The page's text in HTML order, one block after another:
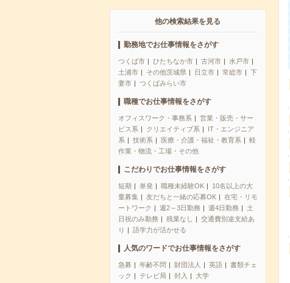
他の検索結果を見る
勤務地でお仕事情報をさがす
つくば市 ひたちなか市 古河市
水戸市
土浦市
その他茨城県 日立市 常総市
下
妻市
つくばみらい市
職種でお仕事情報をさがす
オフィスワーク・事務系
営業・販売・サー
ビス系
クリエイティブ系
IT・エンジニア
系
技術系 医療・介護・福祉・教育系
軽
作業・物流・工場・その他
こだわりでお仕事情報をさがす
短期 単発 職種未経験OK
10名以上の大
量募集
友だちと一緒の応募OK
在宅・リモ
ートワーク
週2～3日勤務 週4日勤務
土
日祝のみ勤務
残業なし
交通費別途支給あ
り
語学力が活かせる
人気のワードでお仕事情報をさがす
急募 年齢不問 財団法人 英語
書類チェ
ック
テレビ局 封入 大学